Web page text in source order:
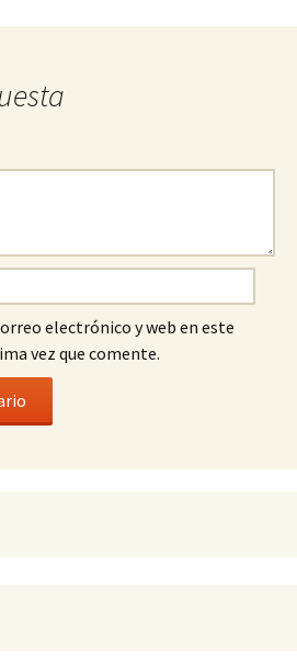
electrónico y web en este
vez que comente.